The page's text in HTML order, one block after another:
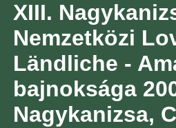
XIII.
Nemzetközi
Ländliche -
bajnoksága
Nagykanizsa,